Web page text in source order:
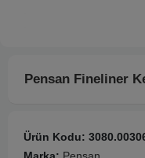
Pensan Fineliner
Ürün Kodu: